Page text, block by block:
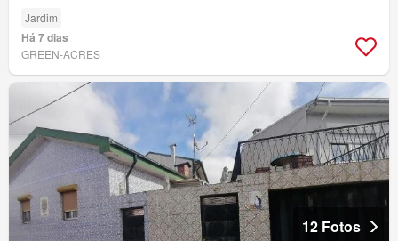
Jardim
Há 7 dias
GREEN-ACRES
12 Fotos